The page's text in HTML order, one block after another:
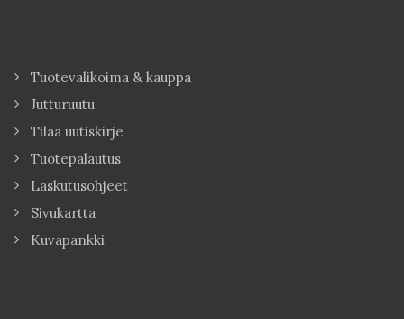
Tuotevalikoima & kauppa
Jutturuutu
Tilaa uutiskirje
Tuotepalautus
Laskutusohjeet
Sivukartta
Kuvapankki